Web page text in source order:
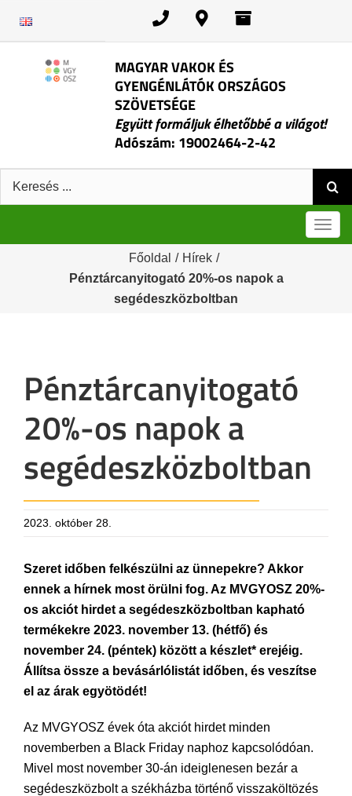
MAGYAR VAKOK ÉS
GYENGÉNLÁTÓK ORSZÁGOS
SZÖVETSÉGE
Együtt formáljuk élhetőbbé a világot!
Adószám: 19002464-2-42
Keresés:
Főoldal / Hírek /
Pénztárcanyitogató 20%-os napok a
segédeszközboltban
Pénztárcanyitogató
20%-os napok a
segédeszközboltban
2023. október 28.
Szeret időben felkészülni az ünnepekre? Akkor
ennek a hírnek most örülni fog. Az MVGYOSZ 20%-
os akciót hirdet a segédeszközboltban kapható
termékekre 2023. november 13. (hétfő) és
november 24. (péntek) között a készlet* erejéig.
Állítsa össze a bevásárlólistát időben, és veszítse
el az árak egyötödét!
Az MVGYOSZ évek óta akciót hirdet minden
novemberben a Black Friday naphoz kapcsolódóan.
Mivel most november 30-án ideiglenesen bezár a
segédeszközbolt a székházba történő visszaköltözés